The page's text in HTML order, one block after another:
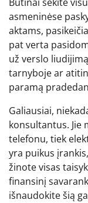
asmeninėse
aktams,
pat verta
už verslo
tarnyboje ar
paramą
Galiausiai,
konsultantus. Jie
telefonu, tiek
yra puikus
žinote visas
finansinį
išnaudokite šią